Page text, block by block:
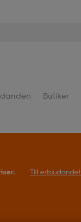
Butiker
Till erbjudandet